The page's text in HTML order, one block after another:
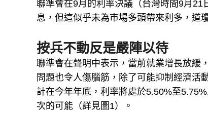
聯準會在9月的利率決議（台灣時間9月
息，但這似乎未為市場多頭帶來利多，道
按兵不動反是嚴陣以待
聯準會在聲明中表示，當前就業增長放緩
問題也令人傷腦筋，除了可能抑制經濟活
計在今年年底，利率將處於5.50%至
次的可能（詳見圖1）。